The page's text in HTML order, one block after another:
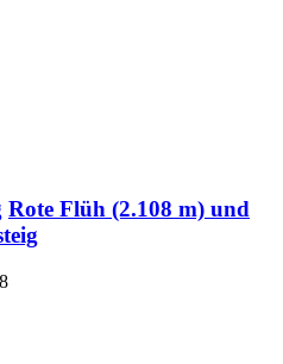
Rote Flüh (2.108 m) und